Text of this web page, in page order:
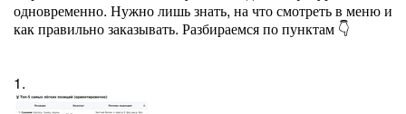
одновременно. Нужно лишь знать, на что смотреть в меню и
как правильно заказывать. Разбираемся по пунктам 👇
1.